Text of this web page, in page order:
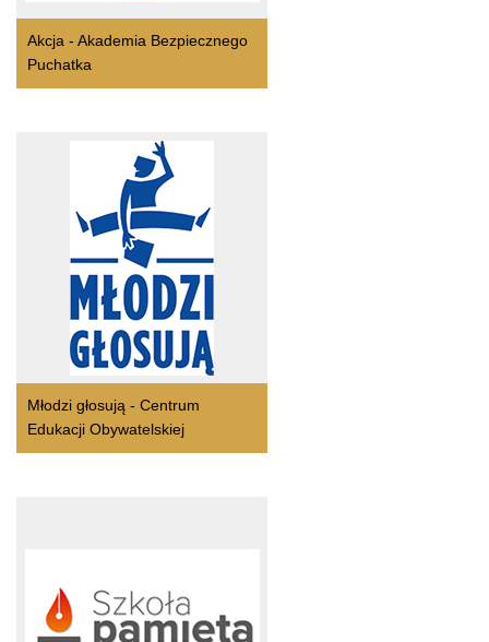
Akcja - Akademia Bezpiecznego
Puchatka
Młodzi głosują - Centrum
Edukacji Obywatelskiej